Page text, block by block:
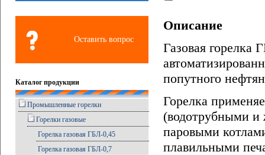
Оставить вопрос
Каталог продукции
Промышленные горелки
Горелки газовые
Горелка газовая ГБЛ-0,45
Горелка газовая ГБЛ-0,7
Описание
Газовая горелка
попутного
Горелка
(водотрубными и
паровыми
плавильными